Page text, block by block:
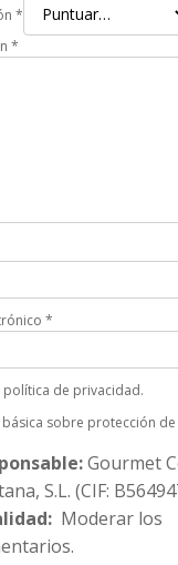
*
*
*
política de privacidad.
sobre protección
Gourmet
S.L. (CIF:
Moderar los